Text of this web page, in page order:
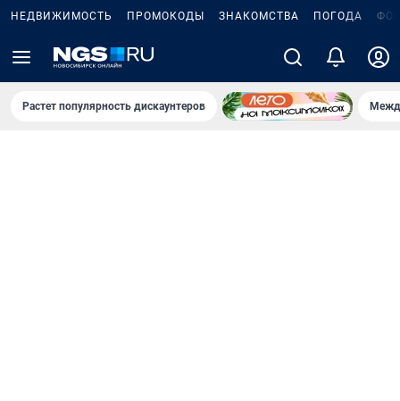
НЕДВИЖИМОСТЬ ПРОМОКОДЫ ЗНАКОМСТВА ПОГОДА
Растет популярность дискаунтеров